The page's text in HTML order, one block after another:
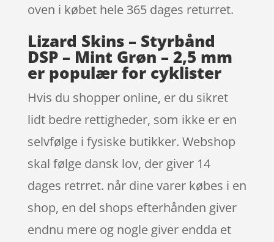
oven i købet hele 365 dages returret.
Lizard Skins – Styrbånd
DSP – Mint Grøn – 2,5 mm
er populær for cyklister
Hvis du shopper online, er du sikret
lidt bedre rettigheder, som ikke er en
selvfølge i fysiske butikker. Webshop
skal følge dansk lov, der giver 14
dages retrret. når dine varer købes i en
shop, en del shops efterhånden giver
endnu mere og nogle giver endda et